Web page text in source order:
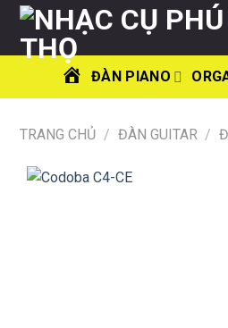
Skip
content
TRANG
CHỦ
ĐÀN PIANO
TRANG CHỦ / ĐÀN GUITAR /